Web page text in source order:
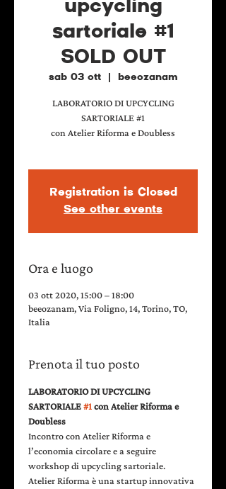
upcycling
sartoriale #1
SOLD OUT
sab 03 ott
  |
beeozanam
LABORATORIO DI UPCYCLING
SARTORIALE #1
con Atelier Riforma e Doubless
Registration is Closed
See other events
Ora e luogo
03 ott 2020, 15:00 – 18:00
beeozanam, Via Foligno, 14, Torino, TO,
Italia
Prenota il tuo posto
LABORATORIO DI UPCYCLING
SARTORIALE #1 con Atelier Riforma e
Doubless
Incontro con Atelier Riforma e
l’economia circolare e a seguire
workshop di upcycling sartoriale.
Atelier Riforma è una startup innovativa